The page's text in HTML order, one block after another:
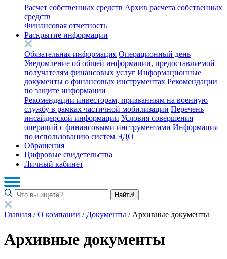
Расчет собственных средств Архив расчета собственных
средств
Финансовая отчетность
Раскрытие информации
Обязательная информация Операционный день
Уведомление об общей информации, предоставляемой
получателям финансовых услуг Информационные
документы о финансовых инструментах Рекомендации
по защите информации
Рекомендации инвесторам, призванным на военную
службу в рамках частичной мобилизации Перечень
инсайдерской информации Условия совершения
операций с финансовыми инструментами Информация
по использованию систем ЭДО
Обращения
Цифровые свидетельства
Личный кабинет
Найти!
Главная /О компании / Документы / Архивные документы
Архивные документы